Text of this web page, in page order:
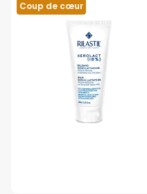
Coup de cœur